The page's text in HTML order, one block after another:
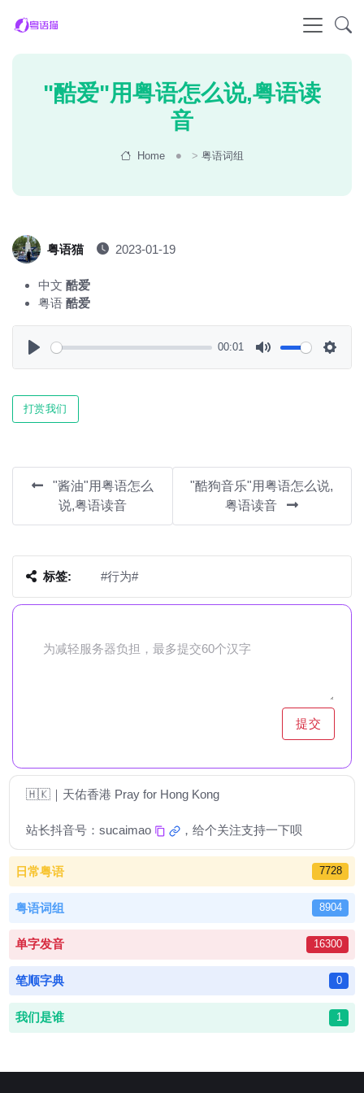
"酷爱"用粤语怎么说,粤语读
音
Home >粤语词组
粤语猫 2023-01-19
中文 酷爱
粤语 酷爱
00:01
打赏我们
"酱油"用粤语怎么
说,粤语读音
"酷狗音乐"用粤语怎么说,
粤语读音
标签: #行为#
提交
🇭🇰｜天佑香港 Pray for Hong Kong
站长抖音号： sucaimao ，给个关注支持一下呗
日常粤语 7728
粤语词组 8904
单字发音 16300
笔顺字典 0
我们是谁 1